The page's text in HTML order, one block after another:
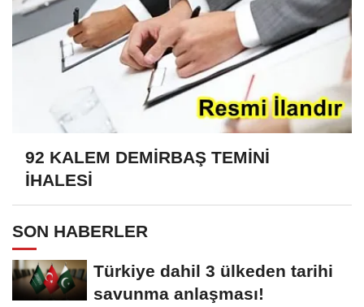
92 KALEM DEMİRBAŞ TEMİNİ
İHALESİ
SON HABERLER
Türkiye dahil 3 ülkeden tarihi
savunma anlaşması!